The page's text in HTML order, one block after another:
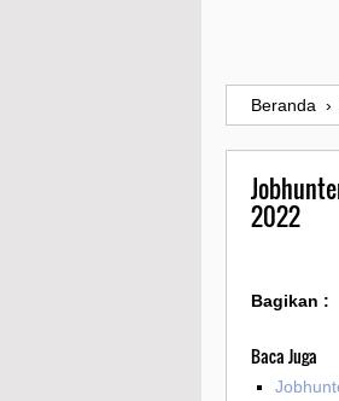
Beranda ›
2022
Bagikan :
Baca Juga